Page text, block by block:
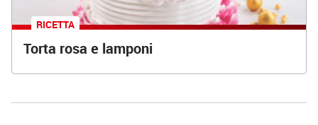
RICETTA
Torta rosa e lamponi